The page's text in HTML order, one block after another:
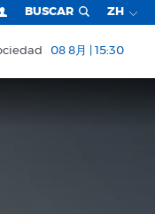
BUSCAR ZH
08 8月 | 15:30